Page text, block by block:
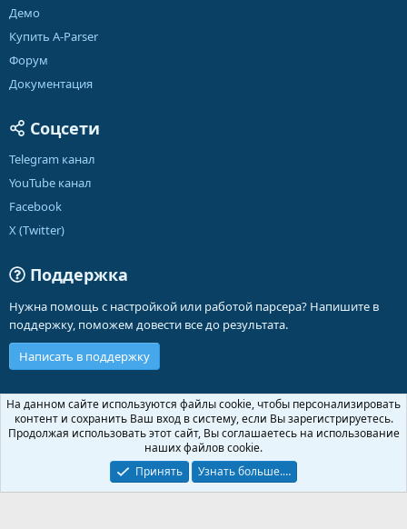
Демо
Купить A-Parser
Форум
Документация
Соцсети
Telegram канал
YouTube канал
Facebook
X (Twitter)
Поддержка
Нужна помощь с настройкой или работой парсера? Напишите в
поддержку, поможем довести все до результата.
Написать в поддержку
Russian (RU)
Обратная связь
Условия и правила
Политика конфиденциальности
Помощь
Community platform by XenForo ® © 2010-2026 XenForo Ltd.
На данном сайте используются файлы cookie, чтобы персонализировать
контент и сохранить Ваш вход в систему, если Вы зарегистрируетесь.
Продолжая использовать этот сайт, Вы соглашаетесь на использование
наших файлов cookie.
Принять
Узнать больше.…